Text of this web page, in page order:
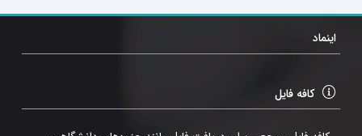
اینماد
کافه فایل